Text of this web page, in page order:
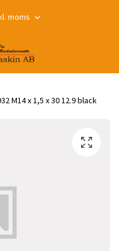
moms
M14 x 1,5 x 30 12.9 black